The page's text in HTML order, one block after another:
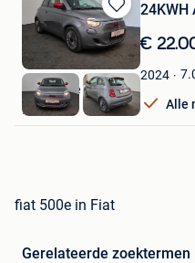
Bewaren
in
Mijn
Favorieten
24KWH
€
2024
Alle
Roeselare Noord
Roeselare
fiat 500e in Fiat
Gerelateerde zoektermen